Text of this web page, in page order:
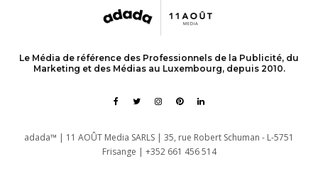
Le Média de référence des Professionnels de la Publicité, du
Marketing et des Médias au Luxembourg, depuis 2010.
adada™ | 11 AOÛT Media SARLS | 35, rue Robert Schuman - L-5751
Frisange | +352 661 456 514